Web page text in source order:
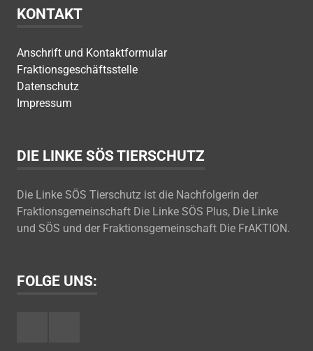
KONTAKT
Anschrift und Kontaktformular
Fraktionsgeschäftsstelle
Datenschutz
Impressum
DIE LINKE SÖS TIERSCHUTZ
Die Linke SÖS Tierschutz ist die Nachfolgerin der
Fraktionsgemeinschaft Die Linke SÖS Plus, Die Linke
und SÖS und der Fraktionsgemeinschaft Die FrAKTION.
FOLGE UNS: